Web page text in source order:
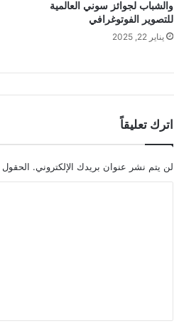
والشباب لجوائز سوني العالمية
للتصوير الفوتوغرافي
يناير 22, 2025
اترك تعليقاً
لن يتم نشر عنوان بريدك الإلكتروني. الحقول
ق